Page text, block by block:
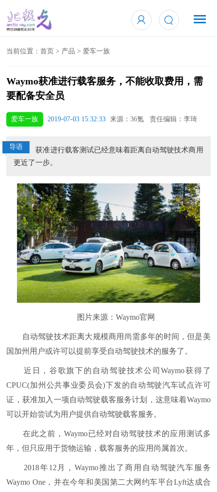
当前位置：首页 > 产品 >爱车一族
Waymo获准进行载客服务，不能收取费用，需
要配备安全员
爱车一族 2019-07-03 15:32:33 来源：36氪 责任编辑：李琦
导语
获准进行载客测试已经意味着距离自动驾驶技术商用
更近了一步。
图片来源：Waymo官网
自动驾驶技术距离大规模商用尚需多年的时间，但是美
国加州用户或许可以提前享受自动驾驶技术的服务了。
近日，谷歌旗下的自动驾驶技术公司Waymo获得了
CPUC(加州公共事业委员会)下发的自动驾驶汽车试点许可
证，获准加入一项自动驾驶载客服务计划，这意味着Waymo
可以开始尝试为用户提供自动驾驶载客服务。
在此之前，Waymo已经对自动驾驶技术的应用测试多
年，但只应用于货物运输，载客服务的应用尚属首次。
2018年12月，Waymo推出了商用自动驾驶汽车服务
Waymo One，并在今年和美国第二大网约车平台Lyft达成合